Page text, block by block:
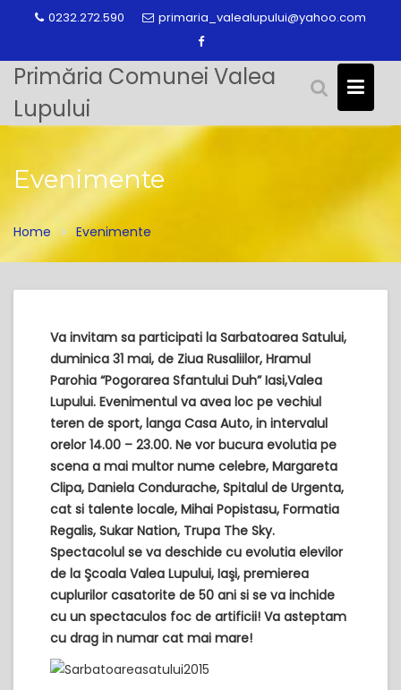
0232.272.590 primaria_valealupului@yahoo.com
Primăria Comunei Valea
Lupului
Evenimente
Home Evenimente
Va invitam sa participati la Sarbatoarea Satului,
duminica 31 mai, de Ziua Rusaliilor, Hramul
Parohia “Pogorarea Sfantului Duh” Iasi,Valea
Lupului. Evenimentul va avea loc pe vechiul
teren de sport, langa Casa Auto, in intervalul
orelor 14.00 – 23.00. Ne vor bucura evolutia pe
scena a mai multor nume celebre, Margareta
Clipa, Daniela Condurache, Spitalul de Urgenta,
cat si talente locale, Mihai Popistasu, Formatia
Regalis, Sukar Nation, Trupa The Sky.
Spectacolul se va deschide cu evolutia elevilor
de la Şcoala Valea Lupului, Iaşi, premierea
cuplurilor casatorite de 50 ani si se va inchide
cu un spectaculos foc de artificii! Va asteptam
cu drag in numar cat mai mare!